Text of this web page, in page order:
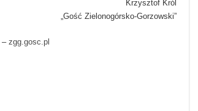
Krzysztof Król
„Gość Zielonogórsko-Gorzowski”
– zgg.gosc.pl